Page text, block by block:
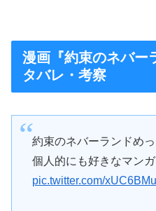
漫画『約束のネバー
タバレ・考察
約束のネバーランドめ
個人的にも好きなマンガ
pic.twitter.com/